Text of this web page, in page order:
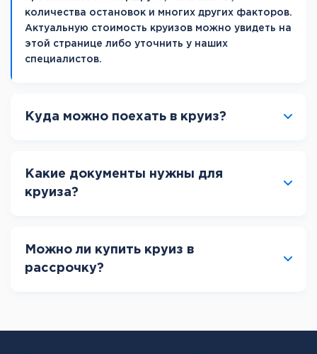
количества остановок и многих других факторов.
Актуальную стоимость круизов можно увидеть на
этой странице либо уточнить у наших
специалистов.
Куда можно поехать в круиз?
Какие документы нужны для
круиза?
Можно ли купить круиз в
рассрочку?